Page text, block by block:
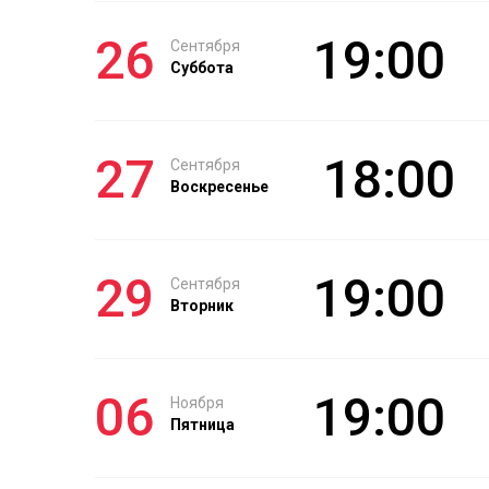
26
Сентября
Суббота
19:00
27
Сентября
Воскресенье
18:00
29
Сентября
Вторник
19:00
06
Ноября
Пятница
19:00